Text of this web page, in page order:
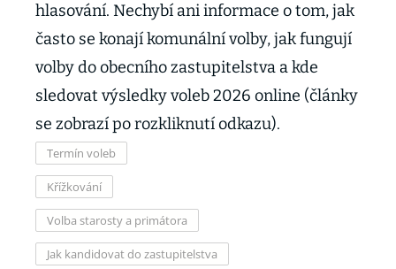
hlasování. Nechybí ani informace o tom, jak
často se konají komunální volby, jak fungují
volby do obecního zastupitelstva a kde
sledovat výsledky voleb 2026 online (články
se zobrazí po rozkliknutí odkazu).
Termín voleb
Křížkování
Volba starosty a primátora
Jak kandidovat do zastupitelstva